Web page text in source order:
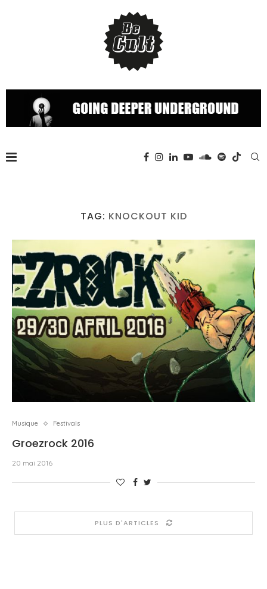
TAG: KNOCKOUT KID
Musique Festivals
Groezrock 2016
20 mai 2016
PLUS D'ARTICLES